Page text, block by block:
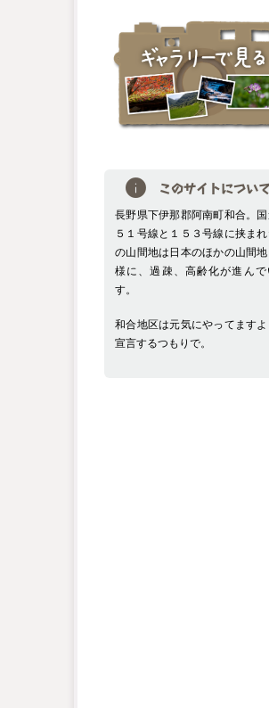
このサイトについて
長野県下伊那郡阿南町和合。国
５１号線と１５３号線に挟まれ
の山間地は日本のほかの山間
様に、過疎、高齢化が進んで
す。
和合地区は元気にやってますよ
宣言するつもりで。